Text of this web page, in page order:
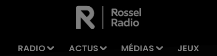
RADIO ACTUS MÉDIAS
JEUX